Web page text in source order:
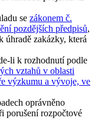
se zákonem č.
pozdějších předpisů,
úhradě zakázky, která
li k rozhodnutí podle
vztahů v oblasti
výzkumu a vývoje, ve
oprávněno
porušení rozpočtové